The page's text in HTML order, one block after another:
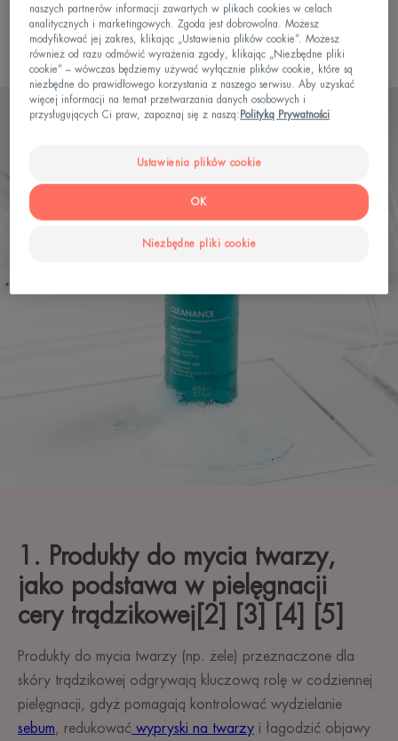
Podsumowanie rankingu najlepszych
kosmetyków do skóry ze zmianami trądzikowymi
1. Produkty do mycia twarzy,
jako podstawa w pielęgnacji
cery trądzikowej[2] [3] [4] [5]
Produkty do mycia twarzy (np. żele) przeznaczone dla
skóry trądzikowej odgrywają kluczową rolę w codziennej
pielęgnacji, gdyż pomagają kontrolować wydzielanie
sebum, redukować wypryski na twarzy i łagodzić objawy
naszych partnerów informacji zawartych w plikach cookies w celach
analitycznych i marketingowych. Zgoda jest dobrowolna. Możesz
modyfikować jej zakres, klikając „Ustawienia plików cookie”. Możesz
również od razu odmówić wyrażenia zgody, klikając „Niezbędne pliki
cookie” – wówczas będziemy używać wyłącznie plików cookie, które są
niezbędne do prawidłowego korzystania z naszego serwisu. Aby uzyskać
więcej informacji na temat przetwarzania danych osobowych i
przysługujących Ci praw, zapoznaj się z naszą: Polityką Prywatności
Ustawienia plików cookie
Niezbędne pliki cookie
OK